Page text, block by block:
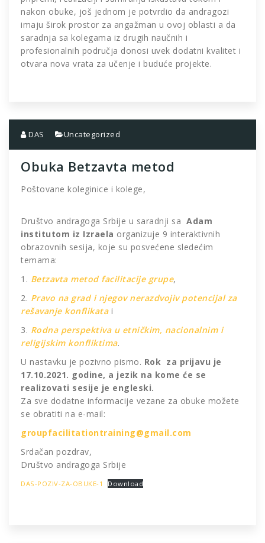
nakon obuke, još jednom je potvrdio da andragozi
imaju širok prostor za angažman u ovoj oblasti a da
saradnja sa kolegama iz drugih naučnih i
profesionalnih područja donosi uvek dodatni kvalitet i
otvara nova vrata za učenje i buduće projekte.
DAS Uncategorized
Obuka Betzavta metod
Poštovane koleginice i kolege,
Društvo andragoga Srbije u saradnji sa Adam
institutom iz Izraela organizuje 9 interaktivnih
obrazovnih sesija, koje su posvećene sledećim
temama:
1. Betzavta metod facilitacije grupe,
2. Pravo na grad i njegov nerazdvojiv potencijal za
rešavanje konflikatai
3. Rodna perspektiva u etničkim, nacionalnim i
religijskim konfliktima.
U nastavku je pozivno pismo. Rok za prijavu je
17.10.2021. godine, a jezik na kome će se
realizovati sesije je engleski.
Za sve dodatne informacije vezane za obuke možete
se obratiti na e-mail:
groupfacilitationtraining@gmail.com
Srdačan pozdrav,
Društvo andragoga Srbije
DAS-POZIV-ZA-OBUKE-1 Download